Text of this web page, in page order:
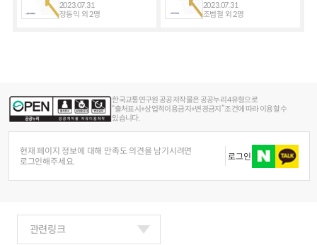
2023.07.31
장동익 외 2명
2023.07.31
조범철 외 2명
한국교통연구원 공공저작물은 공공누리 4유형으로
“출처표시+상업적이용금지+변경금지” 조건에 따라 이용할 수
있습니다.
현재 페이지 정보에 대해 만족도 의견을 남기시려면
로그인해주세요.
로그인
관련링크